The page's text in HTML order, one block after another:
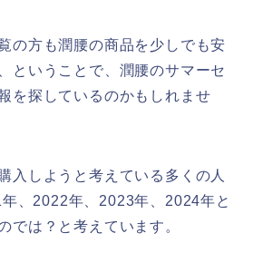
の方も潤腰の商品を少しでも安
ということで、潤腰のサマーセ
を探しているのかもしれませ
入しようと考えている多くの人
、2022年、2023年、2024年と
では？と考えています。